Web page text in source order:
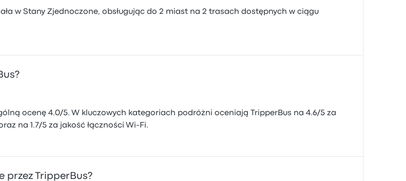
w Stany Zjednoczone, obsługując do 2 miast na 2 trasach dostępnych w ciągu
ocenę 4.0/5. W kluczowych kategoriach podróżni oceniają TripperBus na 4.6/5 za
na 1.7/5 za jakość łączności Wi-Fi.
przez TripperBus?